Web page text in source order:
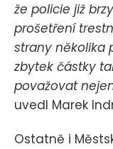
že policie již
prošetření
strany několika
zbytek částky
považovat
uvedl Marek
Ostatně i